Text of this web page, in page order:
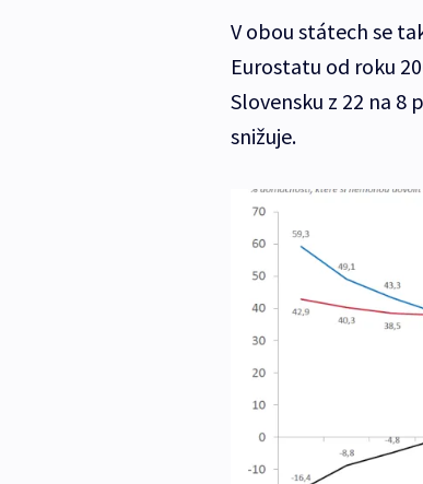
V obou státech se
Eurostatu od roku
Slovensku z 22 na
snižuje.